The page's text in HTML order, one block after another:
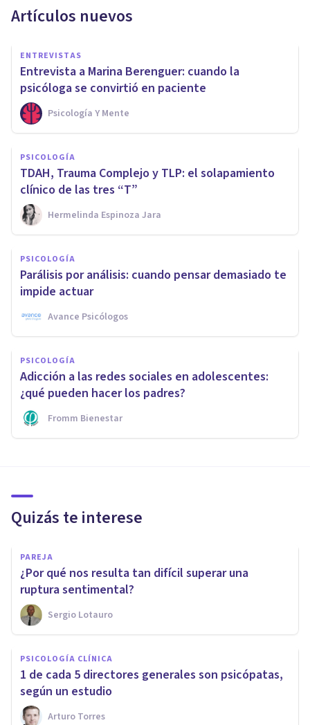
Artículos nuevos
ENTREVISTAS
Entrevista a Marina Berenguer: cuando la
psicóloga se convirtió en paciente
Psicología Y Mente
PSICOLOGÍA
TDAH, Trauma Complejo y TLP: el solapamiento
clínico de las tres “T”
Hermelinda Espinoza Jara
PSICOLOGÍA
Parálisis por análisis: cuando pensar demasiado te
impide actuar
Avance Psicólogos
PSICOLOGÍA
Adicción a las redes sociales en adolescentes:
¿qué pueden hacer los padres?
Fromm Bienestar
Quizás te interese
PAREJA
​¿Por qué nos resulta tan difícil superar una
ruptura sentimental?
Sergio Lotauro
PSICOLOGÍA CLÍNICA
​1 de cada 5 directores generales son psicópatas,
según un estudio
Arturo Torres